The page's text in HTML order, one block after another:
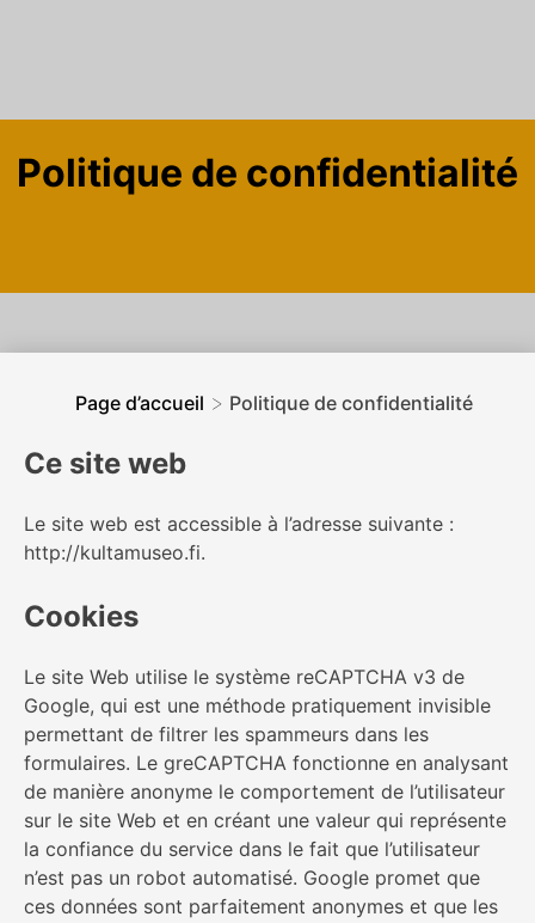
content
Politique de confidentialité
Page d’accueil > Politique de confidentialité
Ce site web
Le site web est accessible à l’adresse suivante :
http://kultamuseo.fi.
Cookies
Le site Web utilise le système reCAPTCHA v3 de
Google, qui est une méthode pratiquement invisible
permettant de filtrer les spammeurs dans les
formulaires. Le greCAPTCHA fonctionne en analysant
de manière anonyme le comportement de l’utilisateur
sur le site Web et en créant une valeur qui représente
la confiance du service dans le fait que l’utilisateur
n’est pas un robot automatisé. Google promet que
ces données sont parfaitement anonymes et que les